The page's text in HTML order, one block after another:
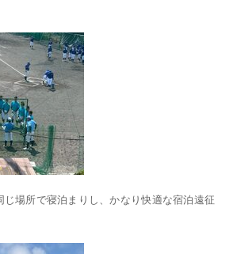
じ場所で寝泊まりし、かなり快適な宿泊遠征